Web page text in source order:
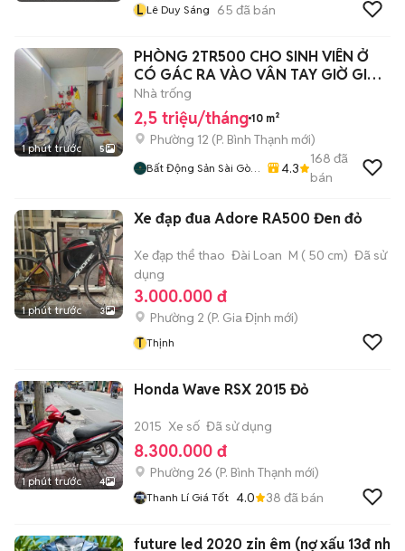
L Lê Duy Sáng 65 đã bán
1 phút trước 5
PHÒNG 2TR500 CHO SINH VIÊN Ở
CÓ GÁC RA VÀO VÂN TAY GIỜ GIẤC
TỰ DO
Nhà trống
2,5 triệu/tháng 10 m²
Phường 12 (P. Bình Thạnh mới)
Bất Động Sản Sài Gòn
4.3
168 đã
bán
1 phút trước 3
Xe đạp đua Adore RA500 Đen đỏ
Xe đạp thể thao Đài Loan M ( 50 cm) Đã sử
dụng
3.000.000 đ
Phường 2 (P. Gia Định mới)
T Thịnh
1 phút trước 4
Honda Wave RSX 2015 Đỏ
2015 Xe số Đã sử dụng
8.300.000 đ
Phường 26 (P. Bình Thạnh mới)
Thanh Lí Giá Tốt 4.0 38 đã bán
future led 2020 zin êm (nợ xấu 13đ